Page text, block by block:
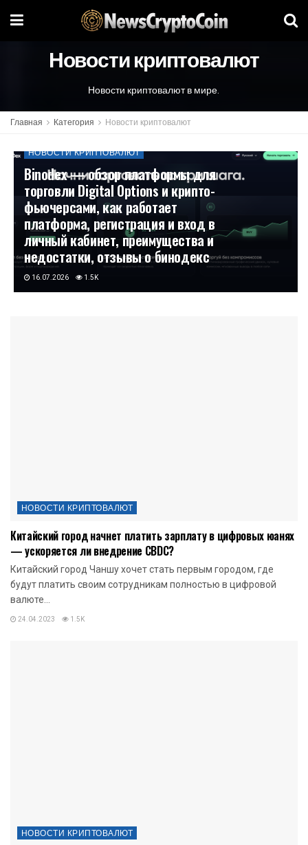
Новости криптовалют
Новости криптовалют в мире.
Главная Категория Новости криптовалют
НОВОСТИ КРИПТОВАЛЮТ
Binodex — обзор платформы для
торговли Digital Options и крипто-
фьючерсами, как работает
платформа, регистрация и вход в
личный кабинет, преимущества и
недостатки, отзывы о бинодекс
16.07.2026 1.5K
НОВОСТИ КРИПТОВАЛЮТ
Китайский город начнет платить зарплату в цифровых юанях
— ускоряется ли внедрение CBDC?
Китайский город Чаншу хочет стать первым городом, где
будут платить своим сотрудникам полностью в цифровой
валюте...
24.04.2023 1.5K
НОВОСТИ КРИПТОВАЛЮТ